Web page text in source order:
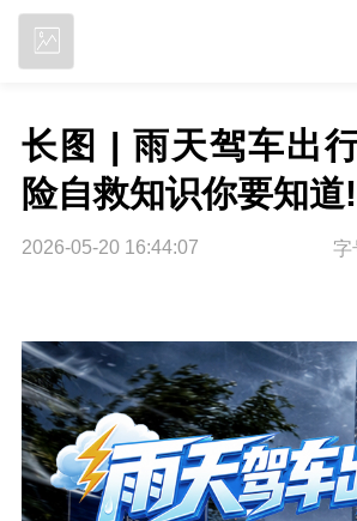
长图 | 雨天驾车出
险自救知识你要知道!
2026-05-20 16:44:07 字